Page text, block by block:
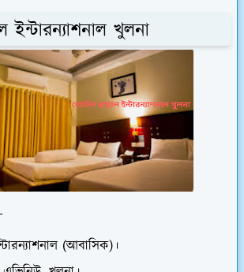
ইন্টারন্যাশনাল খুলনা
(আবাসিক)।